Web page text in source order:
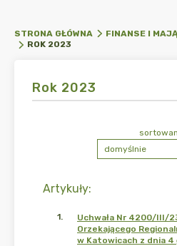
STRONA GŁÓWNA FINANSE I
ROK 2023
Rok 2023
Artykuły:
1.
Uchwała Nr 4200/III/
Orzekającego
w Katowicach z dnia 4